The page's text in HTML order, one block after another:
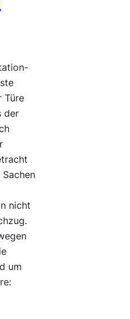
Türe
der
nicht
um